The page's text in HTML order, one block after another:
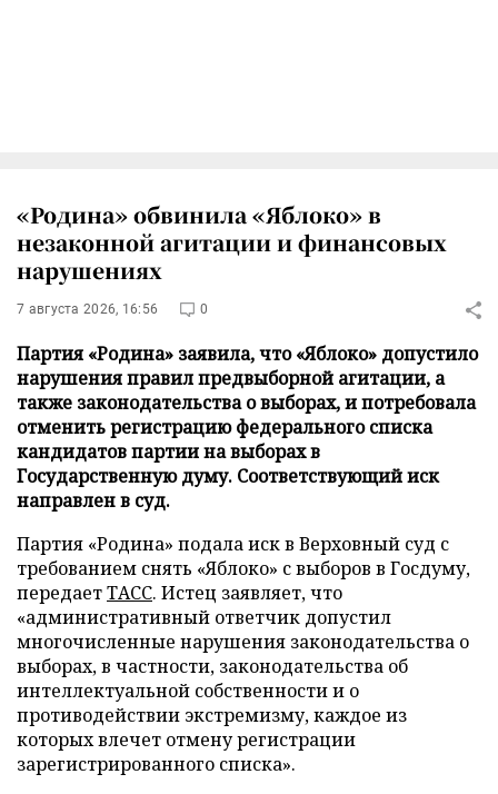
«Родина» обвинила «Яблоко» в
незаконной агитации и финансовых
нарушениях
7 августа 2026, 16:56 0
Партия «Родина» заявила, что «Яблоко» допустило
нарушения правил предвыборной агитации, а
также законодательства о выборах, и потребовала
отменить регистрацию федерального списка
кандидатов партии на выборах в
Государственную думу. Соответствующий иск
направлен в суд.
Партия «Родина» подала иск в Верховный суд с
требованием снять «Яблоко» с выборов в Госдуму,
передаетТАСС. Истец заявляет, что
«административный ответчик допустил
многочисленные нарушения законодательства о
выборах, в частности, законодательства об
интеллектуальной собственности и о
противодействии экстремизму, каждое из
которых влечет отмену регистрации
зарегистрированного списка».